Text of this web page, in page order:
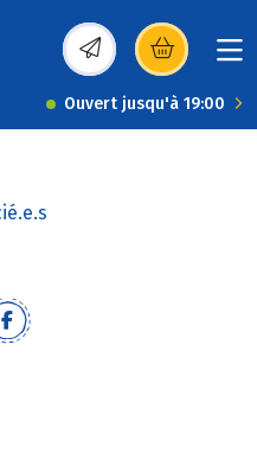
(s’ouvre dans une
Ouvert jusqu'à 19:00